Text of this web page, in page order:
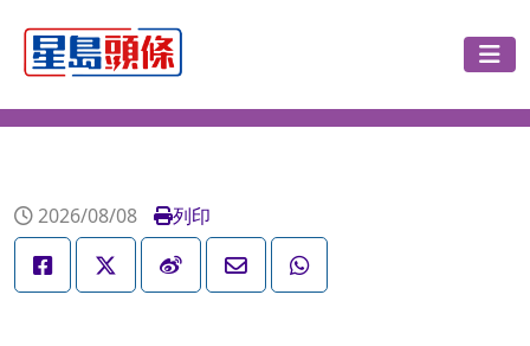
2026/08/08 列印